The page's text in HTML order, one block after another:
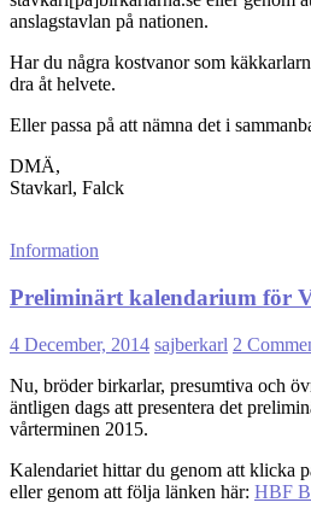
anslagstavlan på nationen.
Har du några kostvanor som
dra åt helvete.
Eller passa på att nämna det i
DMÄ,
Stavkarl, Falck
Information
Preliminärt kalendarium för
4 December, 2014 sajberkarl 2
Nu, bröder birkarlar, presumtiva och
äntligen dags att presentera det
vårterminen 2015.
Kalendariet hittar du genom att klicka
eller genom att följa länken här: HBF